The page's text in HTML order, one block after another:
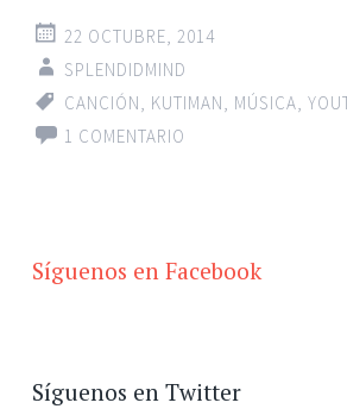
22 OCTUBRE, 2014
SPLENDIDMIND
CANCIÓN, KUTIMAN, MÚSICA,
1 COMENTARIO
Síguenos en Facebook
Síguenos en Twitter